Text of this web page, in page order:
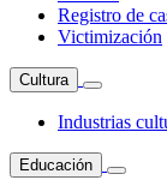
Registro de
Victimización
Cultura
Industrias
Educación